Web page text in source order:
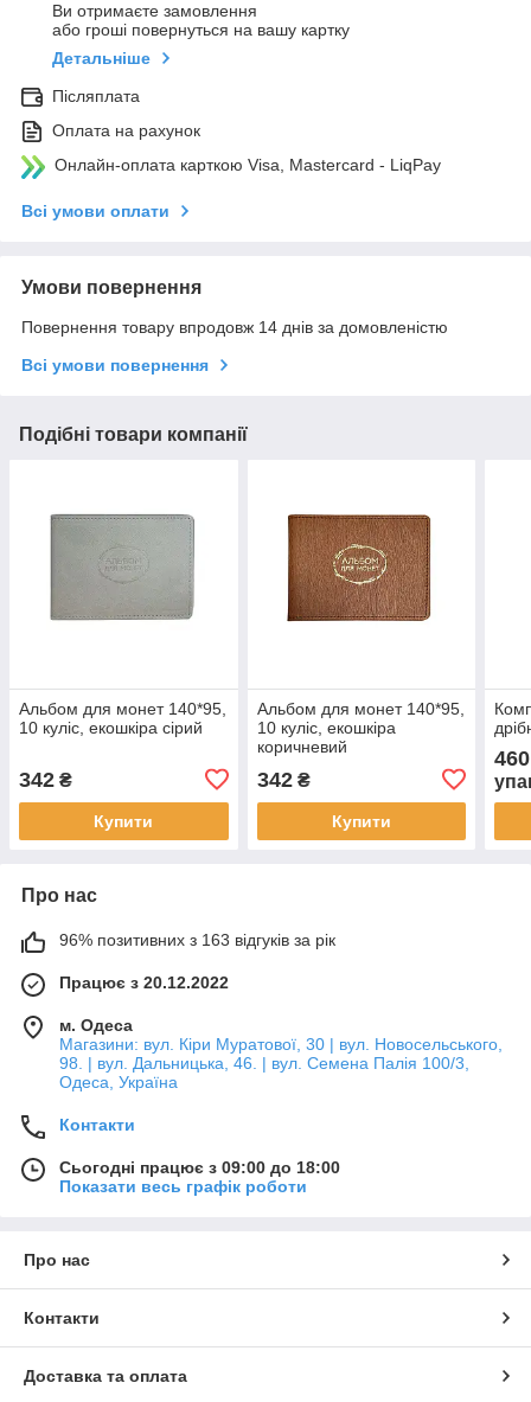
Ви отримаєте замовлення
або гроші повернуться на вашу картку
Детальніше
Післяплата
Оплата на рахунок
Онлайн-оплата карткою Visa, Mastercard - LiqPay
Всі умови оплати
Умови повернення
Повернення товару впродовж 14 днів за домовленістю
Всі умови повернення
Подібні товари компанії
Альбом для монет 140*95,
10 куліс, екошкіра сірий
342 ₴
Купити
Альбом для монет 140*95,
10 куліс, екошкіра
коричневий
342₴
Купити
Про нас
96% позитивних з 163 відгуків за рік
Працює з 20.12.2022
м. Одеса
Магазини: вул. Кіри Муратової, 30 | вул. Новосельського,
98. | вул. Дальницька, 46. | вул. Семена Палія 100/3,
Одеса, Україна
Контакти
Сьогодні працює з 09:00 до 18:00
Показати весь графік роботи
Про нас
Контакти
Доставка та оплата